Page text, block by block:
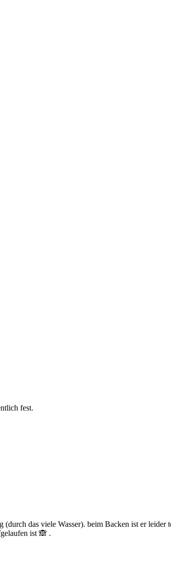
fest.
das viele Wasser). beim Backen ist er
ist 🙈 .